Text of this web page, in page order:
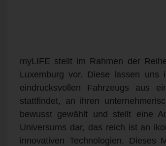
myLIFE stellt im Rahmen der
Luxemburg vor. Diese lassen uns
eindrucksvollen Fahrzeugs aus
stattfindet, an ihren
bewusst gewählt und stellt eine
Universums dar, das reich ist an
innovativen Technologien. Dieses